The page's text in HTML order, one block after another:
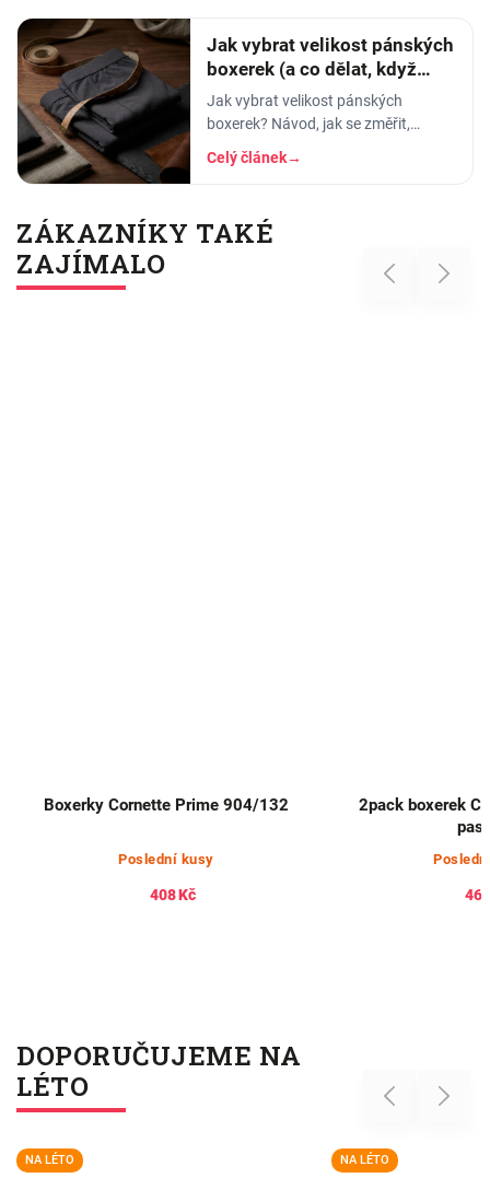
Jak vybrat velikost pánských
boxerek (a co dělat, když
tlačí)
Jak vybrat velikost pánských
boxerek? Návod, jak se změřit,
orientační tabulka velikostí a tipy, co
dělat, když boxerky tlačí nebo se
Celý článek→
ZÁKAZNÍKY TAKÉ
ZAJÍMALO
Previous
Boxerky Cornette Prime 904/132
Poslední kusy
408 Kč
2pack boxerek
Next
DOPORUČUJEME NA
LÉTO
Previous
NA LÉTO NA LÉTO
Next